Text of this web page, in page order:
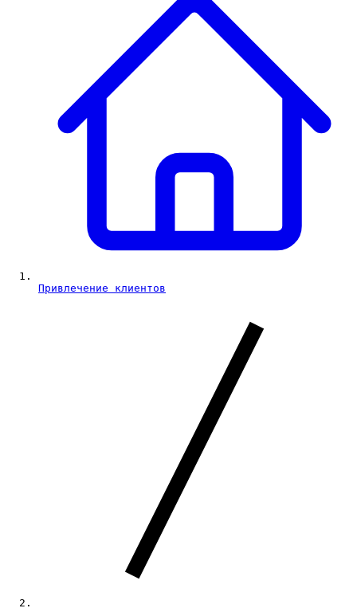
Привлечение клиентов